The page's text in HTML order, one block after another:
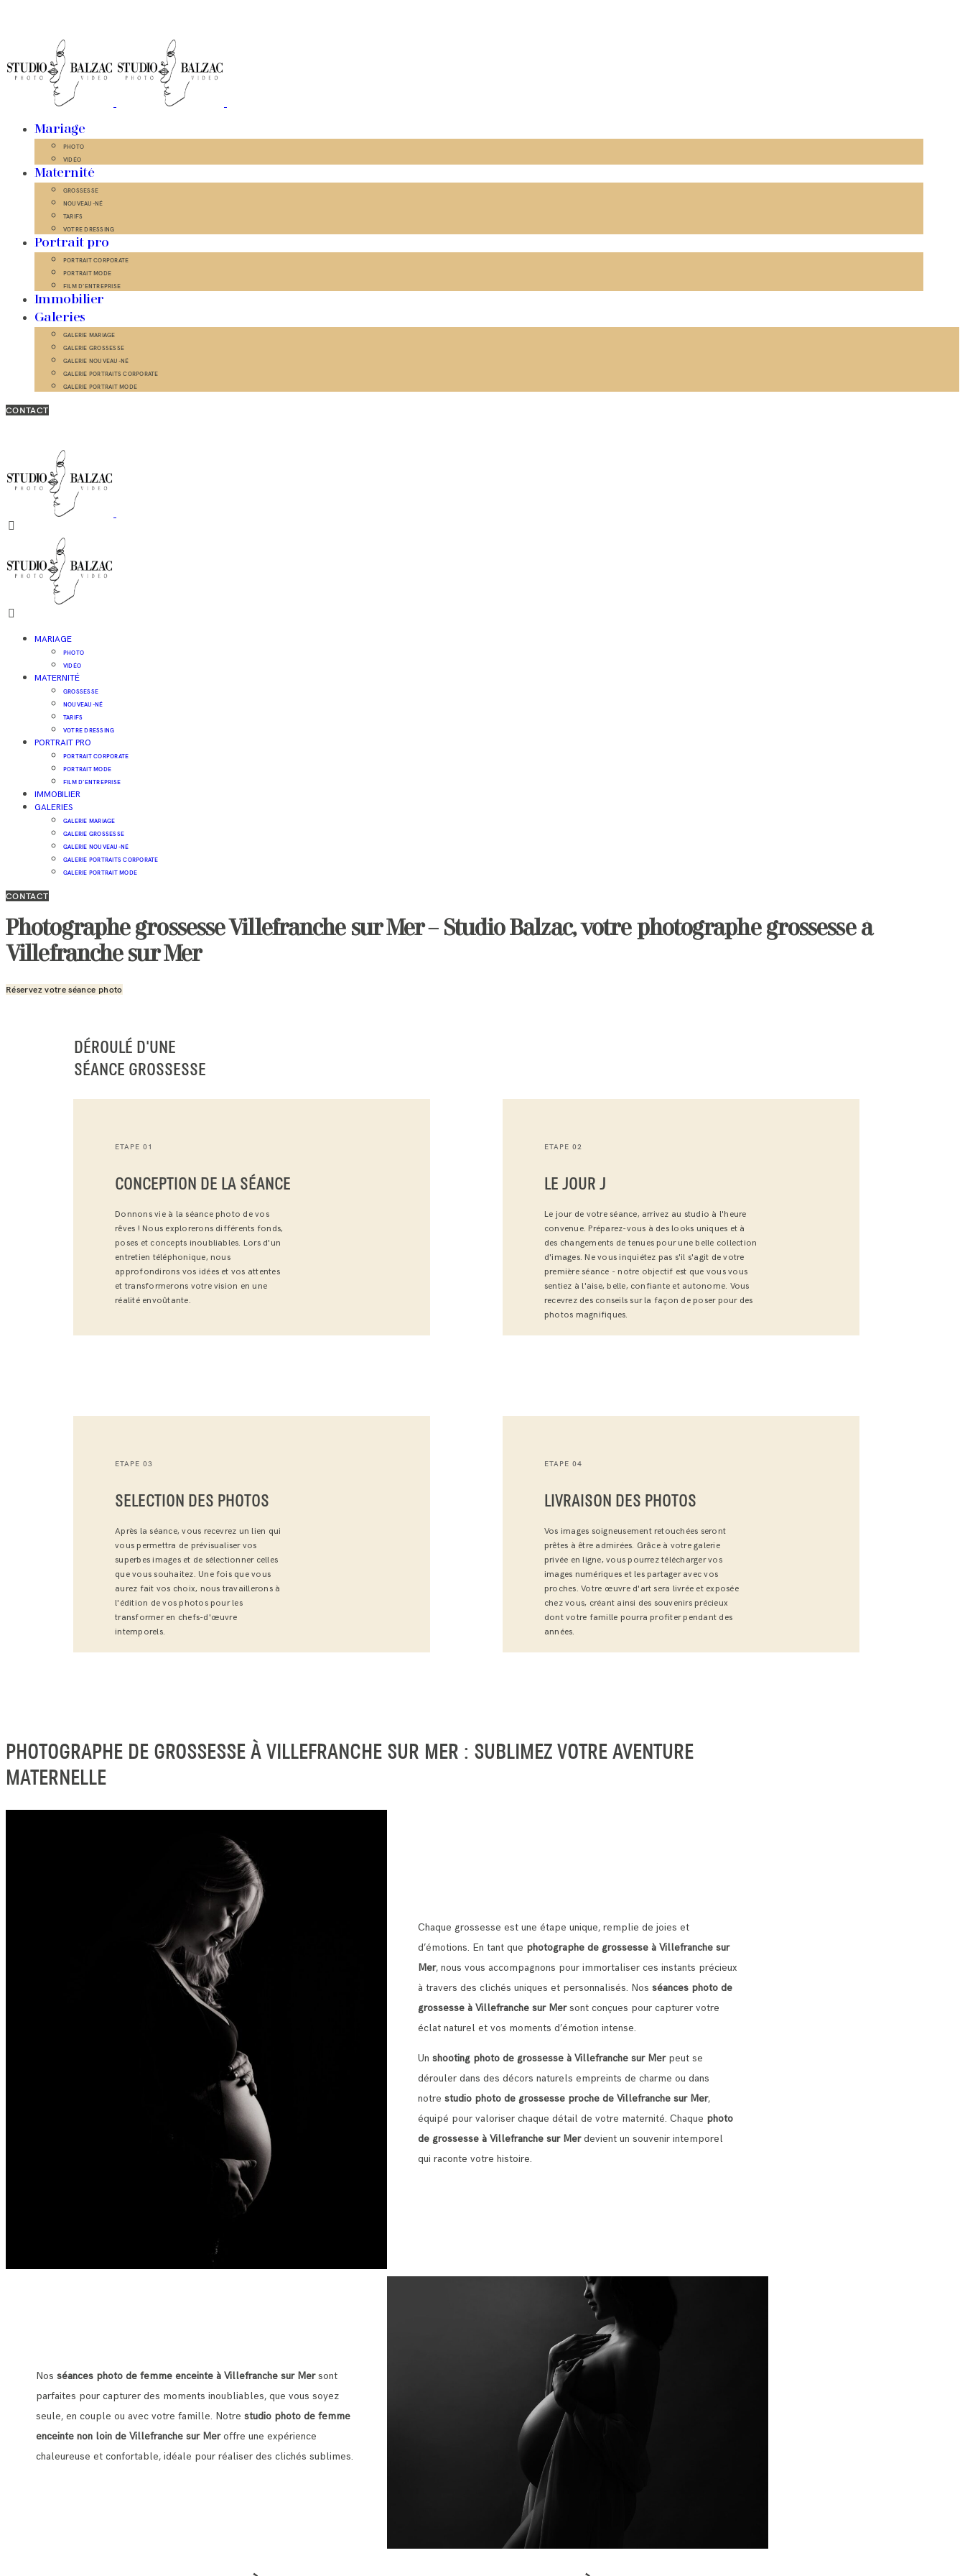
Mariage
PHOTO
VIDÉO
Maternité
GROSSESSE
NOUVEAU-NÉ
TARIFS
VOTRE DRESSING
Portrait pro
PORTRAIT CORPORATE
PORTRAIT MODE
FILM D’ENTREPRISE
Immobilier
Galeries
GALERIE MARIAGE
GALERIE GROSSESSE
GALERIE NOUVEAU-NÉ
GALERIE PORTRAITS CORPORATE
GALERIE PORTRAIT MODE
CONTACT
MARIAGE
PHOTO
VIDÉO
MATERNITÉ
GROSSESSE
NOUVEAU-NÉ
TARIFS
VOTRE DRESSING
PORTRAIT PRO
PORTRAIT CORPORATE
PORTRAIT MODE
FILM D’ENTREPRISE
IMMOBILIER
GALERIES
GALERIE MARIAGE
GALERIE GROSSESSE
GALERIE NOUVEAU-NÉ
GALERIE PORTRAITS CORPORATE
GALERIE PORTRAIT MODE
CONTACT
Photographe grossesse Villefranche sur Mer – Studio Balzac, votre photographe grossesse à
Villefranche sur Mer
Réservez votre séance photo
DÉROULÉ D'UNE
SÉANCE GROSSESSE
ETAPE 02
ETAPE 01
LE JOUR J
CONCEPTION DE LA SÉANCE
Donnons vie à la séance photo de vos
rêves ! Nous explorerons différents fonds,
poses et concepts inoubliables. Lors d'un
entretien téléphonique, nous
approfondirons vos idées et vos attentes
et transformerons votre vision en une
réalité envoûtante.
Le jour de votre séance, arrivez au studio à l'heure
convenue. Préparez-vous à des looks uniques et à
des changements de tenues pour une belle collection
d'images. Ne vous inquiétez pas s'il s'agit de votre
première séance - notre objectif est que vous vous
sentiez à l'aise, belle, confiante et autonome. Vous
recevrez des conseils sur la façon de poser pour des
photos magnifiques.
ETAPE 04
ETAPE 03
LIVRAISON DES PHOTOS
SELECTION DES PHOTOS
Après la séance, vous recevrez un lien qui
vous permettra de prévisualiser vos
superbes images et de sélectionner celles
que vous souhaitez. Une fois que vous
aurez fait vos choix, nous travaillerons à
l'édition de vos photos pour les
transformer en chefs-d'œuvre
intemporels.
Vos images soigneusement retouchées seront
prêtes à être admirées. Grâce à votre galerie
privée en ligne, vous pourrez télécharger vos
images numériques et les partager avec vos
proches. Votre œuvre d'art sera livrée et exposée
chez vous, créant ainsi des souvenirs précieux
dont votre famille pourra profiter pendant des
années.
PHOTOGRAPHE DE GROSSESSE À VILLEFRANCHE SUR MER : SUBLIMEZ VOTRE AVENTURE
MATERNELLE
Chaque grossesse est une étape unique, remplie de joies et
d’émotions. En tant que photographe de grossesse à Villefranche sur
Mer, nous vous accompagnons pour immortaliser ces instants précieux
à travers des clichés uniques et personnalisés. Nos séances photo de
grossesse à Villefranche sur Mersont conçues pour capturer votre
éclat naturel et vos moments d’émotion intense.
Un shooting photo de grossesse à Villefranche sur Merpeut se
dérouler dans des décors naturels empreints de charme ou dans
notre studio photo de grossesse proche de Villefranche sur Mer,
équipé pour valoriser chaque détail de votre maternité. Chaque photo
de grossesse à Villefranche sur Merdevient un souvenir intemporel
qui raconte votre histoire.
Nosséances photo de femme enceinte à Villefranche sur Mersont
parfaites pour capturer des moments inoubliables, que vous soyez
seule, en couple ou avec votre famille. Notrestudio photo de femme
enceinte non loin de Villefranche sur Meroffre une expérience
chaleureuse et confortable, idéale pour réaliser des clichés sublimes.